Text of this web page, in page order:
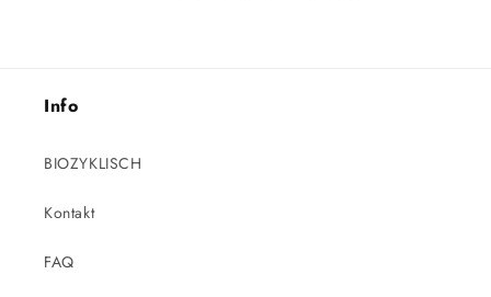
Info
BIOZYKLISCH
Kontakt
FAQ